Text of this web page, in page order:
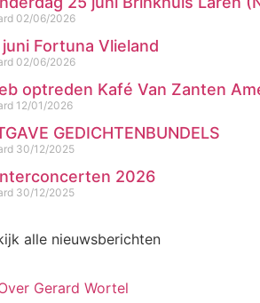
02/06/2026
juni Fortuna Vlieland
02/06/2026
optreden Kafé Van Zanten
12/01/2026
GEDICHTENBUNDELS
30/12/2025
2026
30/12/2025
alle nieuwsberichten
Gerard Wortel